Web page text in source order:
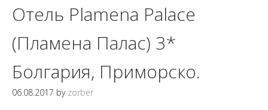
Отель Plamena Palace
(Пламена Палас) 3*
Болгария, Приморско.
06.08.2017 by zorber